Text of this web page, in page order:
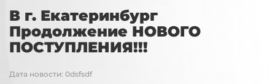
В г. Екатеринбург
Продолжение НОВОГО
ПОСТУПЛЕНИЯ!!!
Дата новости: 0dsfsdf